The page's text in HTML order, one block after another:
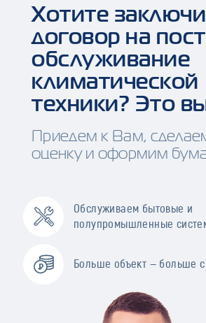
Хотите
договор на
обслуживание
климатической
техники? Это
Приедем к Вам,
оценку и оформим
Обслуживаем бытовые и
полупромышленные
Больше объект — больше